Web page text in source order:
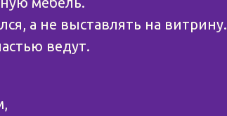
а не выставлять на витрину.
ведут.